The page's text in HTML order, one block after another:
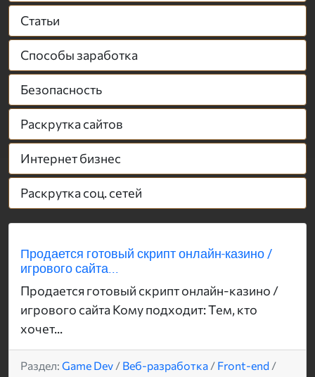
Статьи
Способы заработка
Безопасность
Раскрутка сайтов
Интернет бизнес
Раскрутка соц. сетей
Продается готовый скрипт онлайн-казино /
игрового сайта...
Продается готовый скрипт онлайн-казино /
игрового сайта Кому подходит: Тем, кто
хочет...
Раздел: Game Dev / Веб-разработка / Front-end /